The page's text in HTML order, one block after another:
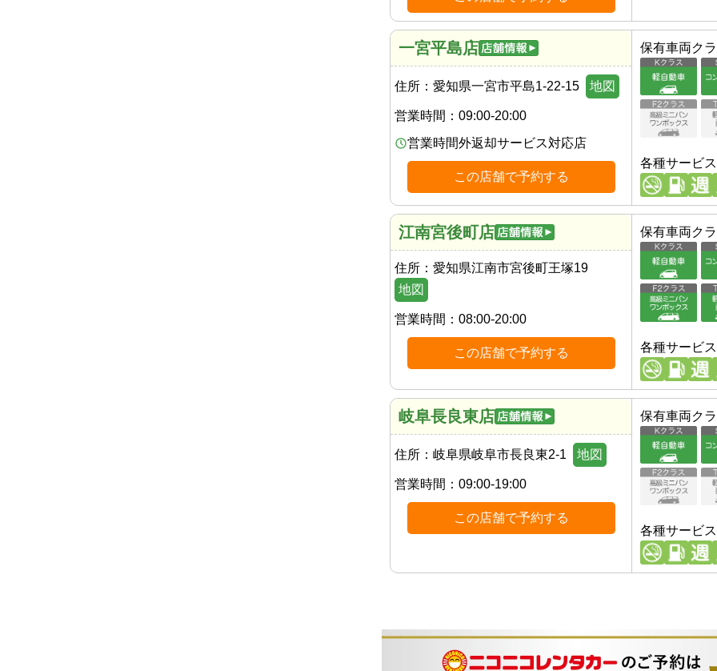
一宮平島店
住所： 愛知県一宮市平島1-22-15 地図
営業時間： 09:00-20:00
営業時間外返却サービス対応店
この店舗で予約する
保有車両ク
各種サービス
江南宮後町店
住所： 愛知県江南市宮後町王塚19
地図
営業時間： 08:00-20:00
この店舗で予約する
保有車両ク
各種サービス
岐阜長良東店
住所： 岐阜県岐阜市長良東2-1 地図
営業時間： 09:00-19:00
この店舗で予約する
保有車両ク
各種サービス